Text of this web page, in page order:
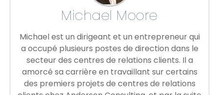
Michael Moore
Michael est un dirigeant et un entrepreneur qui
a occupé plusieurs postes de direction dans le
secteur des centres de relations clients. Il a
amorcé sa carrière en travaillant sur certains
des premiers projets de centres de relations